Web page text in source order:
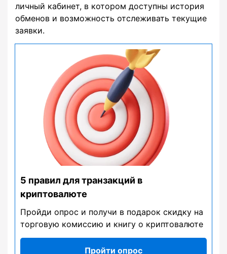
личный кабинет, в котором доступны история
обменов и возможность отслеживать текущие
заявки.
5 правил для транзакций в
криптовалюте
Пройди опрос и получи в подарок скидку на
торговую комиссию и книгу о криптовалюте
Пройти опрос